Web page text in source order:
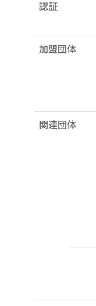
認証
加盟団体
関連団体